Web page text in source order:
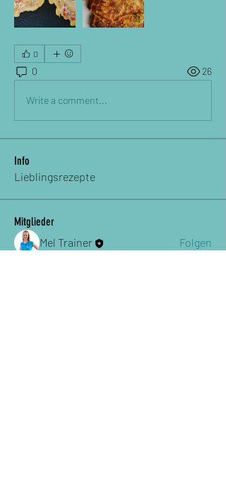
0
0 26
Write a comment...
Info
Lieblingsrezepte
Mitglieder
Mel Trainer
Folgen